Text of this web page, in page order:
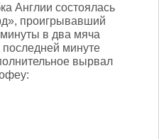
Англии состоялась
проигрывавший
в два мяча
последней минуте
вырвал